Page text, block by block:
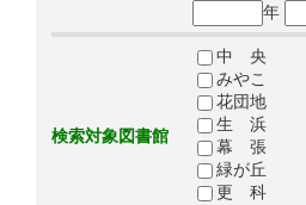
年
検索対象図書館
中 央
みやこ
花団地
生 浜
幕 張
緑が丘
更 科